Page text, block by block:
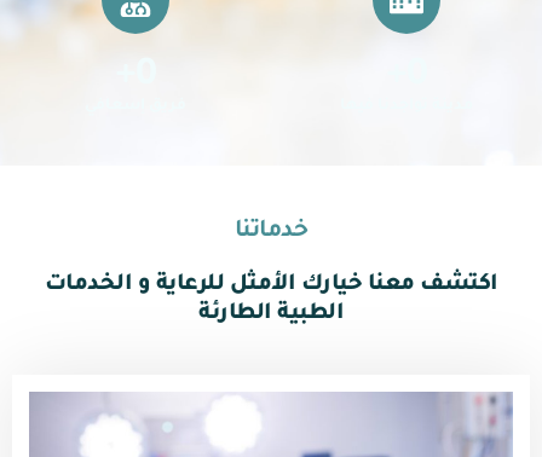
خدماتنا
اكتشف معنا خيارك الأمثل للرعاية و الخدمات
الطبية الطارئة